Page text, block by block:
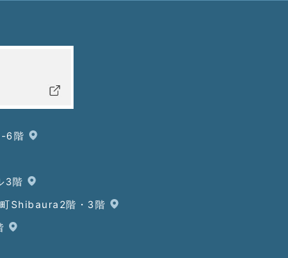
6階
3階
Shibaura2階・3階